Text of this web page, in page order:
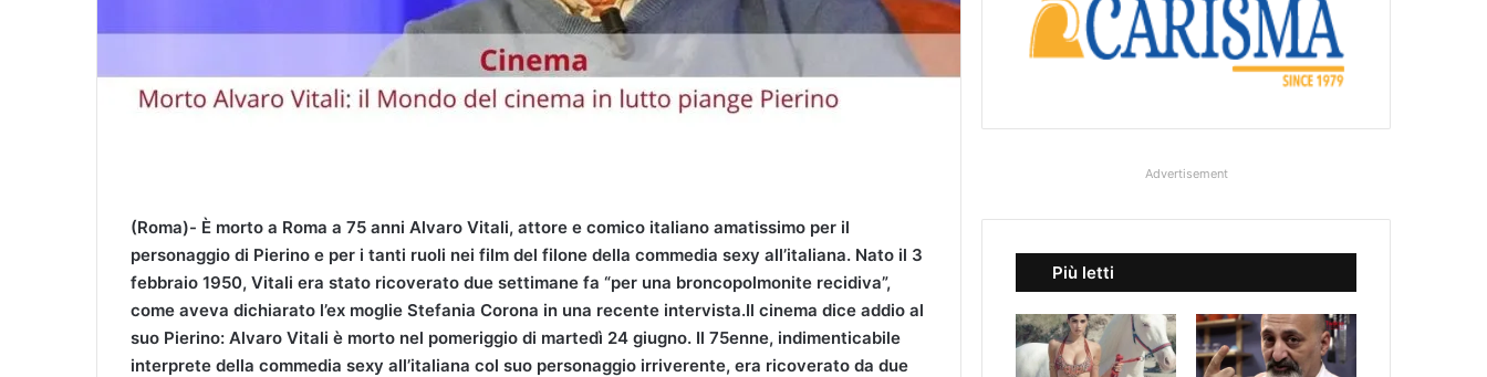
(Roma)- È morto a Roma a 75 anni Alvaro Vitali, attore e comico italiano amatissimo per il
personaggio di Pierino e per i tanti ruoli nei film del filone della commedia sexy all’italiana. Nato il 3
febbraio 1950, Vitali era stato ricoverato due settimane fa “per una broncopolmonite recidiva”,
come aveva dichiarato l’ex moglie Stefania Corona in una recente intervista.Il cinema dice addio al
suo Pierino: Alvaro Vitali è morto nel pomeriggio di martedì 24 giugno. Il 75enne, indimenticabile
interprete della commedia sexy all’italiana col suo personaggio irriverente, era ricoverato da due
Advertisement
Più letti